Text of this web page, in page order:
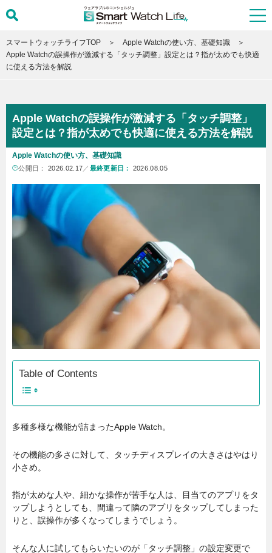
スマートウォッチライフTOP
Apple Watchの使い方、基礎知識
Apple Watchの誤操作が激減する「タッチ調整」設定とは？指が太めでも快適
に使える方法を解説
Apple Watchの誤操作が激減する「タッチ調整」
設定とは？指が太めでも快適に使える方法を解説
Apple Watchの使い方、基礎知識
公開日： 2026.02.17 ／ 最終更新日： 2026.08.05
Table of Contents
多種多様な機能が詰まったApple Watch。
その機能の多さに対して、タッチディスプレイの大きさはやはり
小さめ。
指が太めな人や、細かな操作が苦手な人は、目当てのアプリをタ
ップしようとしても、間違って隣のアプリをタップしてしまった
りと、誤操作が多くなってしまうでしょう。
そんな人に試してもらいたいのが「タッチ調整」の設定変更で